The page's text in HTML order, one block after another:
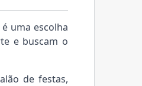
é uma escolha
e buscam o
de festas,